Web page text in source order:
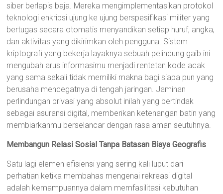
siber berlapis baja. Mereka mengimplementasikan protokol
teknologi enkripsi ujung ke ujung berspesifikasi militer yang
bertugas secara otomatis menyandikan setiap huruf, angka,
dan aktivitas yang dikirimkan oleh pengguna. Sistem
kriptografi yang bekerja layaknya sebuah pelindung gaib ini
mengubah arus informasimu menjadi rentetan kode acak
yang sama sekali tidak memiliki makna bagi siapa pun yang
berusaha mencegatnya di tengah jaringan. Jaminan
perlindungan privasi yang absolut inilah yang bertindak
sebagai asuransi digital, memberikan ketenangan batin yang
membiarkanmu berselancar dengan rasa aman seutuhnya.
Membangun Relasi Sosial Tanpa Batasan Biaya Geografis
Satu lagi elemen efisiensi yang sering kali luput dari
perhatian ketika membahas mengenai rekreasi digital
adalah kemampuannya dalam memfasilitasi kebutuhan